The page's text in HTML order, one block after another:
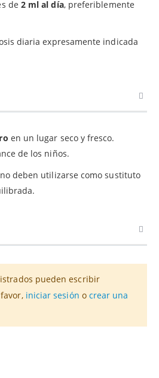
de 2 ml al día, preferiblemente
diaria expresamente indicada
en un lugar seco y fresco.
de los niños.
no deben utilizarse como sustituto
pueden escribir
iniciar sesión o crear una